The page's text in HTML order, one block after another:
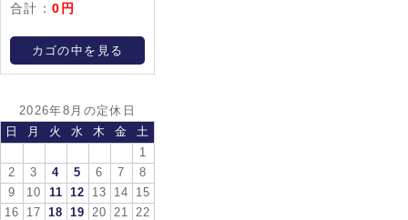
合計：0円
カゴの中を見る
2026年8月の定休日
日
月 火 水 木 金
土
1
2
3 4 5 6 7
8
9
10 11 12 13 14
15
16
17 18 19 20 21
22